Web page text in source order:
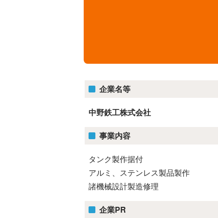
企業名等
中野鉄工株式会社
事業内容
タンク製作据付
アルミ、ステンレス製品製作
諸機械設計製造修理
企業PR